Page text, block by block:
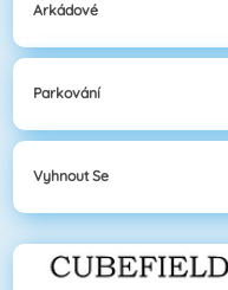
Arkádové
Parkování
Vyhnout Se